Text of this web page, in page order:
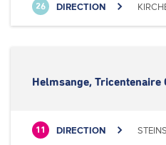
26 DIRECTION
Helmsange, Tricentenaire
11 DIRECTION